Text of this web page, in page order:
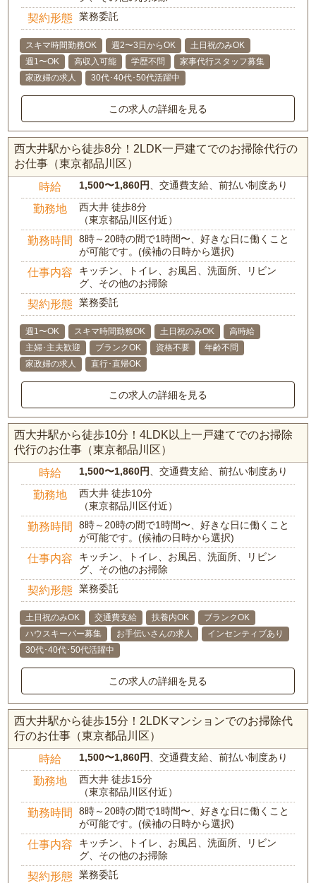
契約形態 業務委託
スキマ時間勤務OK 週2〜3日からOK
土日祝のみOK
週1〜OK
高収入可能 学歴不問
家事代行スタッフ募集
家政婦の求人
30代･40代･50代活躍中
この求人の詳細を見る
西大井駅から徒歩8分！2LDK一戸建てでのお掃除代行の
お仕事（東京都品川区）
時給 1,500〜1,860円 、交通費支給、前払い制度あり
勤務地
西大井 徒歩8分
（東京都品川区付近）
勤務時間
8時～20時の間で1時間〜、好きな日に働くこと
が可能です。(候補の日時から選択)
仕事内容
キッチン、トイレ、お風呂、洗面所、リビン
グ、その他のお掃除
契約形態 業務委託
週1〜OK スキマ時間勤務OK 土日祝のみOK
高時給
主婦･主夫歓迎
ブランクOK 資格不要
年齢不問
家政婦の求人
直行･直帰OK
この求人の詳細を見る
西大井駅から徒歩10分！4LDK以上一戸建てでのお掃除
代行のお仕事（東京都品川区）
時給 1,500〜1,860円 、交通費支給、前払い制度あり
勤務地
西大井 徒歩10分
（東京都品川区付近）
勤務時間
8時～20時の間で1時間〜、好きな日に働くこと
が可能です。(候補の日時から選択)
仕事内容
キッチン、トイレ、お風呂、洗面所、リビン
グ、その他のお掃除
契約形態 業務委託
土日祝のみOK 交通費支給 扶養内OK
ブランクOK
ハウスキーパー募集
お手伝いさんの求人
インセンティブあり
30代･40代･50代活躍中
この求人の詳細を見る
西大井駅から徒歩15分！2LDKマンションでのお掃除代
行のお仕事（東京都品川区）
時給 1,500〜1,860円 、交通費支給、前払い制度あり
勤務地
西大井 徒歩15分
（東京都品川区付近）
勤務時間
8時～20時の間で1時間〜、好きな日に働くこと
が可能です。(候補の日時から選択)
仕事内容
キッチン、トイレ、お風呂、洗面所、リビン
グ、その他のお掃除
契約形態 業務委託